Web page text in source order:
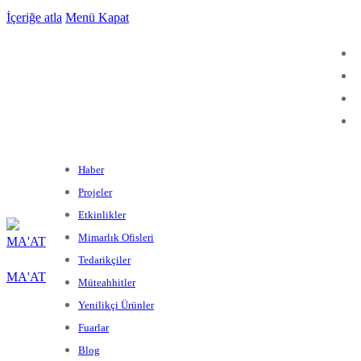
İçeriğe atla Menü Kapat
MA'AT
Haber
Projeler
Etkinlikler
Mimarlık Ofisleri
Tedarikçiler
Müteahhitler
Yenilikçi Ürünler
Fuarlar
Blog